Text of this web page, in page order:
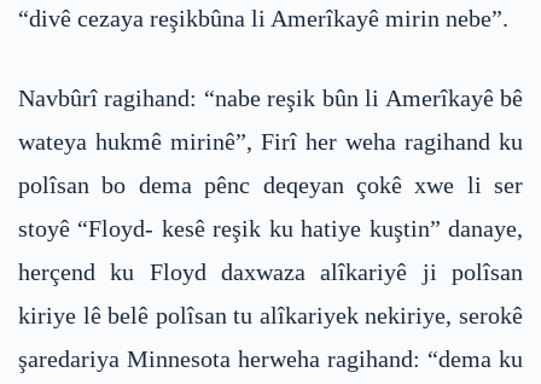
“divê cezaya reşikbûna li Amerîkayê mirin nebe”.
Navbûrî ragihand: “nabe reşik bûn li Amerîkayê bê
wateya hukmê mirinê”, Firî her weha ragihand ku
polîsan bo dema pênc deqeyan çokê xwe li ser
stoyê “Floyd- kesê reşik ku hatiye kuştin” danaye,
herçend ku Floyd daxwaza alîkariyê ji polîsan
kiriye lê belê polîsan tu alîkariyek nekiriye, serokê
şaredariya Minnesota herweha ragihand: “dema ku